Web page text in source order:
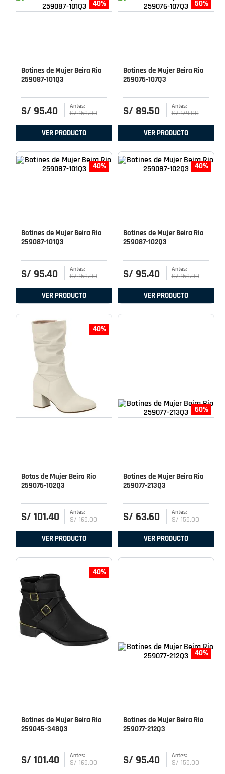
40%
Botines de Mujer Beira Rio
259087-101Q3
S/ 95.40 S/ 159.00
VER PRODUCTO
50%
Botines de Mujer Beira Rio
259076-107Q3
S/ 89.50 S/ 179.00
VER PRODUCTO
40%
Botines de Mujer Beira Rio
259087-101Q3
S/ 95.40 S/ 159.00
VER PRODUCTO
40%
Botines de Mujer Beira Rio
259087-102Q3
S/ 95.40 S/ 159.00
VER PRODUCTO
40%
Botas de Mujer Beira Rio
259076-102Q3
S/ 101.40 S/ 169.00
VER PRODUCTO
60%
Botines de Mujer Beira Rio
259077-213Q3
S/ 63.60 S/ 159.00
VER PRODUCTO
40%
Botines de Mujer Beira Rio
259045-348Q3
S/ 101.40 S/ 169.00
40%
Botines de Mujer Beira Rio
259077-212Q3
S/ 95.40 S/ 159.00